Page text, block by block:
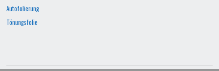
Autofolierung
Tönungsfolie